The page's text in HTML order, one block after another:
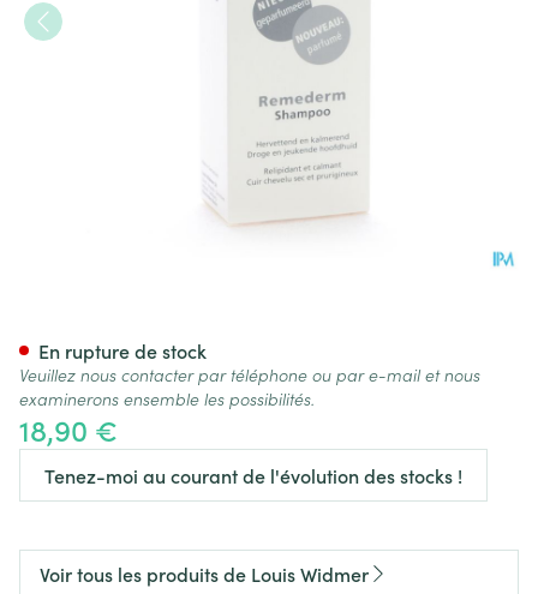
18,90 €
Tenez-moi au courant de l'évolution des stocks !
En rupture de stock
Veuillez nous contacter par téléphone ou par e-mail et nous
examinerons ensemble les possibilités.
Voir tous les produits de Louis Widmer